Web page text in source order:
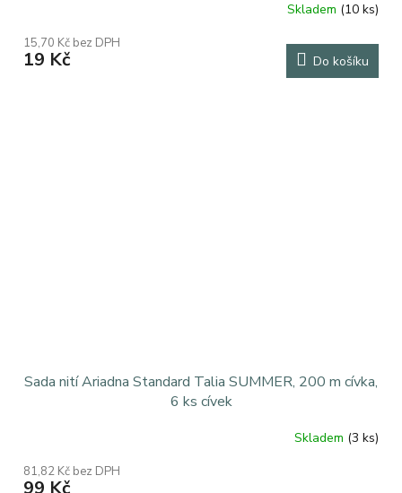
Skladem (10 ks)
15,70 Kč bez DPH
19 Kč Do košíku
Sada nití Ariadna Standard Talia SUMMER, 200 m cívka,
6 ks cívek
Skladem (3 ks)
81,82 Kč bez DPH
99 Kč